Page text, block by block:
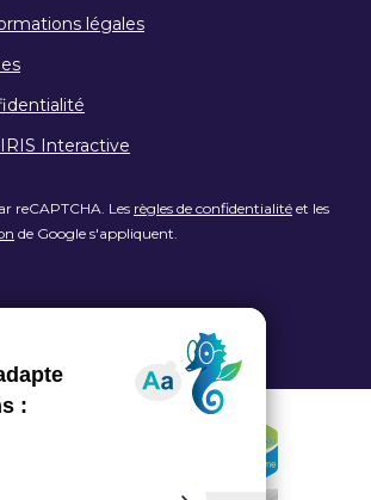
légales
IRIS Interactive
reCAPTCHA. Les règles de confidentialité et les
de Google s'appliquent.